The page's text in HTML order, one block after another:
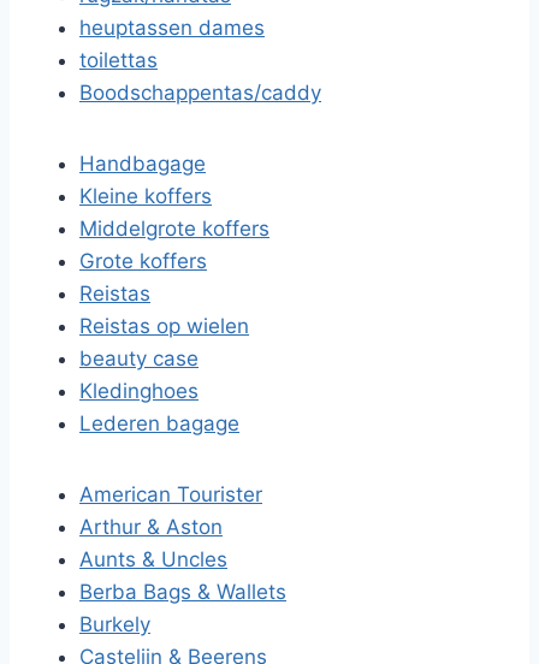
heuptassen dames
toilettas
Boodschappentas/caddy
Handbagage
Kleine koffers
Middelgrote koffers
Grote koffers
Reistas
Reistas op wielen
beauty case
Kledinghoes
Lederen bagage
American Tourister
Arthur & Aston
Aunts & Uncles
Berba Bags & Wallets
Burkely
Castelijn & Beerens